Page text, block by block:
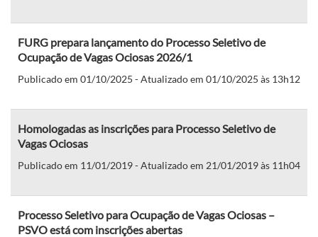
FURG prepara lançamento do Processo Seletivo de
Ocupação de Vagas Ociosas 2026/1
Publicado em 01/10/2025 - Atualizado em 01/10/2025 às 13h12
Homologadas as inscrições para Processo Seletivo de
Vagas Ociosas
Publicado em 11/01/2019 - Atualizado em 21/01/2019 às 11h04
Processo Seletivo para Ocupação de Vagas Ociosas –
PSVO está com inscrições abertas